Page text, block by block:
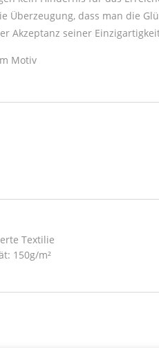
Überzeugung, dass man die
Akzeptanz seiner
Motiv
Textilie
150g/m²